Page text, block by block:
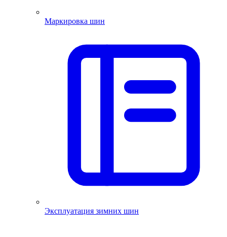
Маркировка шин
Эксплуатация зимних шин